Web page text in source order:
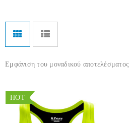
Εμφάνιση του μοναδικού αποτελέσματος
HOT